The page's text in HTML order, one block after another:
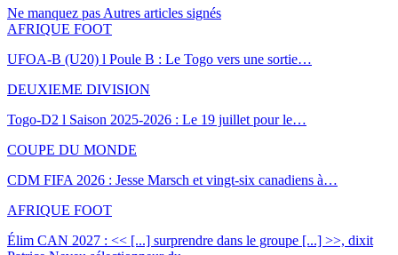
Ne manquez pas Autres articles signés
AFRIQUE FOOT
UFOA-B (U20) l Poule B : Le Togo vers une sortie…
DEUXIEME DIVISION
Togo-D2 l Saison 2025-2026 : Le 19 juillet pour le…
COUPE DU MONDE
CDM FIFA 2026 : Jesse Marsch et vingt-six canadiens à…
AFRIQUE FOOT
Élim CAN 2027 : << [...] surprendre dans le groupe [...] >>, dixit